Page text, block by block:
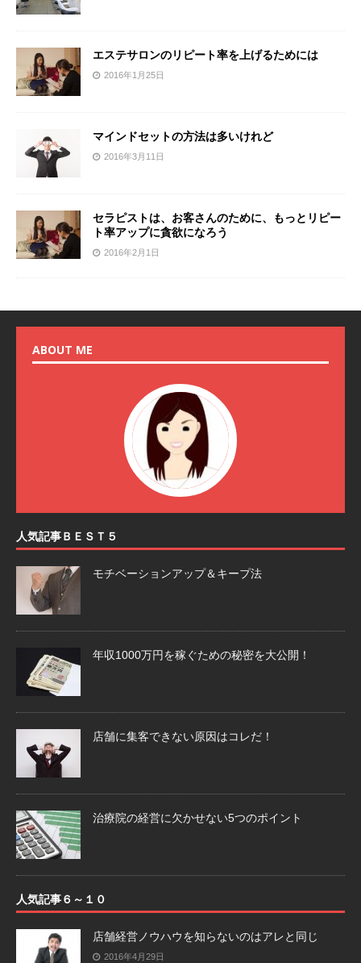
エステサロンのリピート率を上げるためには
2016年1月25日
マインドセットの方法は多いけれど
2016年3月11日
セラピストは、お客さんのために、もっとリピー
ト率アップに貪欲になろう
2016年2月1日
ABOUT ME
人気記事ＢＥＳＴ５
モチベーションアップ＆キープ法
年収1000万円を稼ぐための秘密を大公開！
店舗に集客できない原因はコレだ！
治療院の経営に欠かせない5つのポイント
人気記事６～１０
店舗経営ノウハウを知らないのはアレと同じ
2016年4月29日